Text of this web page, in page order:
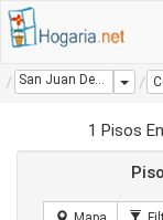
San Juan De Los Terreros
1 Pisos